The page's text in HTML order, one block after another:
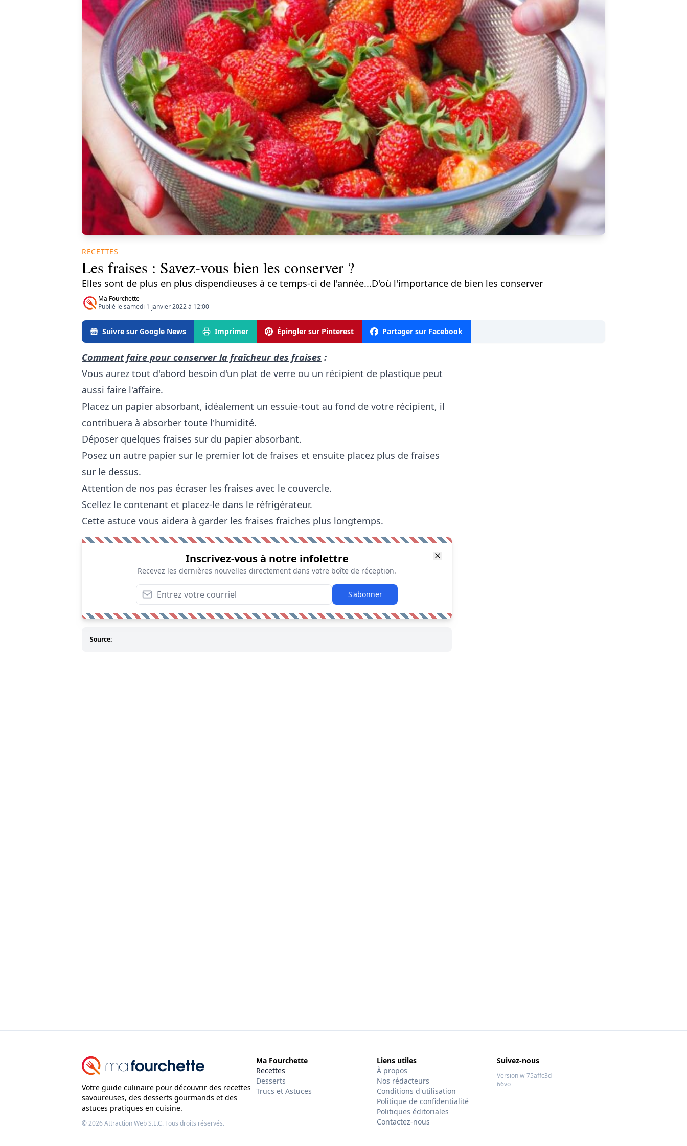
RECETTES
Les fraises : Savez-vous bien les conserver ?
Elles sont de plus en plus dispendieuses à ce temps-ci de l'année...D'où l'importance de bien les conserver
Ma Fourchette
Publié le samedi 1 janvier 2022 à 12:00
Suivre sur Google News Imprimer Épingler sur Pinterest Partager sur Facebook
Comment faire pour conserver la fraîcheur des fraises :
Vous aurez tout d'abord besoin d'un plat de verre ou un récipient de plastique peut
aussi faire l'affaire.
Placez un papier absorbant, idéalement un essuie-tout au fond de votre récipient, il
contribuera à absorber toute l'humidité.
Déposer quelques fraises sur du papier absorbant.
Posez un autre papier sur le premier lot de fraises et ensuite placez plus de fraises
sur le dessus.
Attention de nos pas écraser les fraises avec le couvercle.
Scellez le contenant et placez-le dans le réfrigérateur.
Cette astuce vous aidera à garder les fraises fraiches plus longtemps.
Inscrivez-vous à notre infolettre
Recevez les dernières nouvelles directement dans votre boîte de réception.
S'abonner
Source:
Votre guide culinaire pour découvrir des recettes
savoureuses, des desserts gourmands et des
astuces pratiques en cuisine.
© 2026Attraction Web S.E.C.Tous droits réservés.
Ma Fourchette
Recettes
Desserts
Trucs et Astuces
Liens utiles
À propos
Nos rédacteurs
Conditions d'utilisation
Politique de confidentialité
Politiques éditoriales
Contactez-nous
Suivez-nous
Version w-75affc3d
66vo